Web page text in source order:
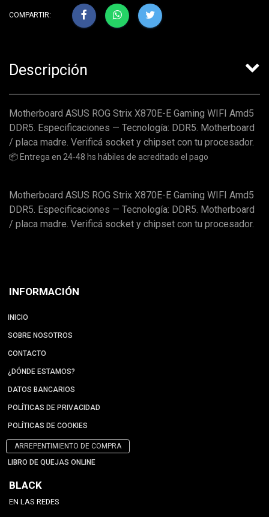
COMPARTIR:
Descripción
Motherboard ASUS ROG Strix X870E-E Gaming WIFI Amd5
DDR5. Especificaciones — Tecnología: DDR5. Motherboard
/ placa madre. Verificá socket y chipset con tu procesador.
📦 Entrega en 24-48 hs hábiles de acreditado el pago
Motherboard ASUS ROG Strix X870E-E Gaming WIFI Amd5
DDR5. Especificaciones — Tecnología: DDR5. Motherboard
/ placa madre. Verificá socket y chipset con tu procesador.
INFORMACIÓN
INICIO
SOBRE NOSOTROS
CONTACTO
¿DÓNDE ESTAMOS?
DATOS BANCARIOS
POLÍTICAS DE PRIVACIDAD
POLÍTICAS DE COOKIES
ARREPENTIMIENTO DE COMPRA
LIBRO DE QUEJAS ONLINE
BLACK
EN LAS REDES